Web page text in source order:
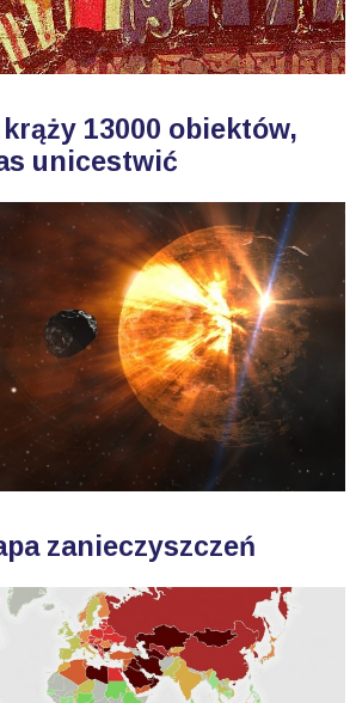
13000 obiektów,
unicestwić
zanieczyszczeń